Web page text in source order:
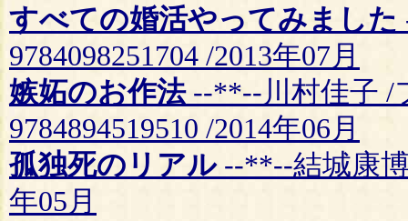
すべての婚活やってみました
9784098251704 /2013年07月
嫉妬のお作法--**--川村佳子 /
9784894519510 /2014年06月
孤独死のリアル--**--結城康博
年05月